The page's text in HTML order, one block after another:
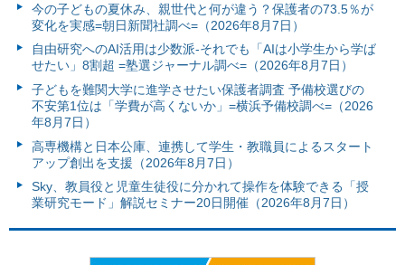
今の子どもの夏休み、親世代と何が違う？保護者の73.5％が
変化を実感=朝日新聞社調べ=（2026年8月7日）
自由研究へのAI活用は少数派-それでも「AIは小学生から学ば
せたい」8割超 =塾選ジャーナル調べ=（2026年8月7日）
子どもを難関大学に進学させたい保護者調査 予備校選びの
不安第1位は「学費が高くないか」=横浜予備校調べ=（2026
年8月7日）
高専機構と日本公庫、連携して学生・教職員によるスタート
アップ創出を支援（2026年8月7日）
Sky、教員役と児童生徒役に分かれて操作を体験できる「授
業研究モード」解説セミナー20日開催（2026年8月7日）